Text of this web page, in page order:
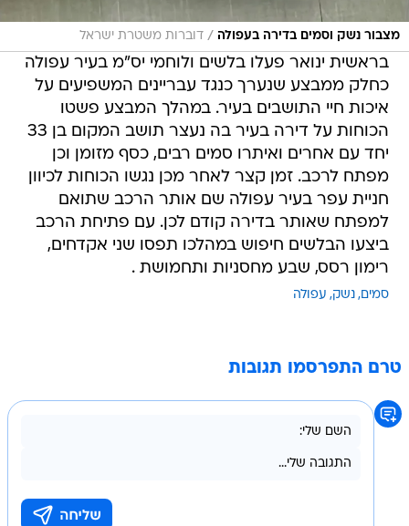
מצבור נשק וסמים בדירה בעפולה / דוברות משטרת ישראל
בראשית ינואר פעלו בלשים ולוחמי יס"מ בעיר עפולה
כחלק ממבצע שנערך כנגד עבריינים המשפיעים על
איכות חיי התושבים בעיר. במהלך המבצע פשטו
הכוחות על דירה בעיר בה נעצר תושב המקום בן 33
יחד עם אחרים ואיתרו סמים רבים, כסף מזומן וכן
מפתח לרכב. זמן קצר לאחר מכן נגשו הכוחות לכיוון
חניית עפר בעיר עפולה שם אותר הרכב שתואם
למפתח שאותר בדירה קודם לכן. עם פתיחת הרכב
ביצעו הבלשים חיפוש במהלכו תפסו שני אקדחים,
רימון רסס, שבע מחסניות ותחמושת .
סמים נשק עפולה
טרם התפרסמו תגובות